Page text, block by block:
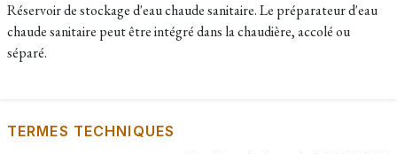
Réservoir de stockage d'eau chaude sanitaire. Le préparateur d'eau
chaude sanitaire peut être intégré dans la chaudière, accolé ou
séparé.
TERMES TECHNIQUES